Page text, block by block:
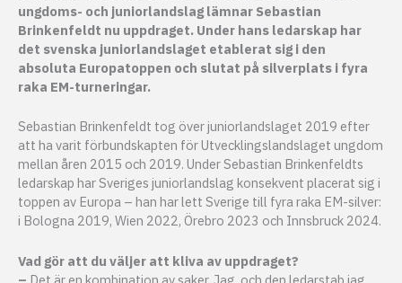
ungdoms- och juniorlandslag lämnar Sebastian
Brinkenfeldt nu uppdraget. Under hans ledarskap har
det svenska juniorlandslaget etablerat sig i den
absoluta Europatoppen och slutat på silverplats i fyra
raka EM-turneringar.
Sebastian Brinkenfeldt tog över juniorlandslaget 2019 efter
att ha varit förbundskapten för Utvecklingslandslaget ungdom
mellan åren 2015 och 2019. Under Sebastian Brinkenfeldts
ledarskap har Sveriges juniorlandslag konsekvent placerat sig i
toppen av Europa – han har lett Sverige till fyra raka EM-silver:
i Bologna 2019, Wien 2022, Örebro 2023 och Innsbruck 2024.
Vad gör att du väljer att kliva av uppdraget?
– Det är en kombination av saker. Jag, och den ledarstab jag